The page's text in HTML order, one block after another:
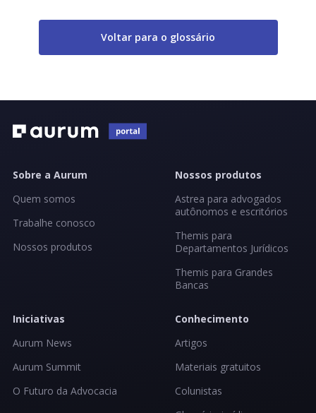
Voltar para o glossário
Sobre a Aurum
Quem somos
Trabalhe conosco
Nossos produtos
Nossos produtos
Astrea para advogados
autônomos e escritórios
Themis para
Departamentos Jurídicos
Themis para Grandes
Bancas
Iniciativas
Aurum News
Aurum Summit
O Futuro da Advocacia
Conhecimento
Artigos
Materiais gratuitos
Colunistas